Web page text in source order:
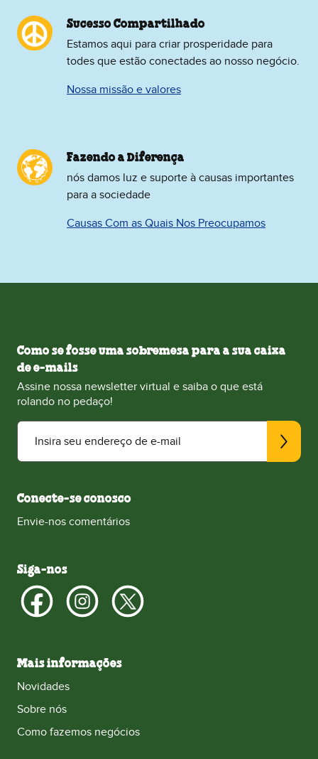
Sucesso Compartilhado
Estamos aqui para criar prosperidade para
todes que estão conectades ao nosso negócio.
Nossa missão e valores
Fazendo a Diferença
nós damos luz e suporte à causas importantes
para a sociedade
Causas Com as Quais Nos Preocupamos
Como se fosse uma sobremesa para a sua caixa
de e-mails
Assine nossa newsletter virtual e saiba o que está
rolando no pedaço!
Insira seu endereço de e-mail
Conecte-se conosco
Envie-nos comentários
Siga-nos
Mais informações
Novidades
Sobre nós
Como fazemos negócios